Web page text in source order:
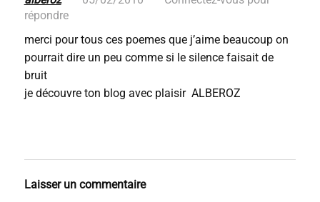
répondre
merci pour tous ces poemes que j’aime beaucoup on
pourrait dire un peu comme si le silence faisait de
bruit
je découvre ton blog avec plaisir ALBEROZ
Laisser un commentaire